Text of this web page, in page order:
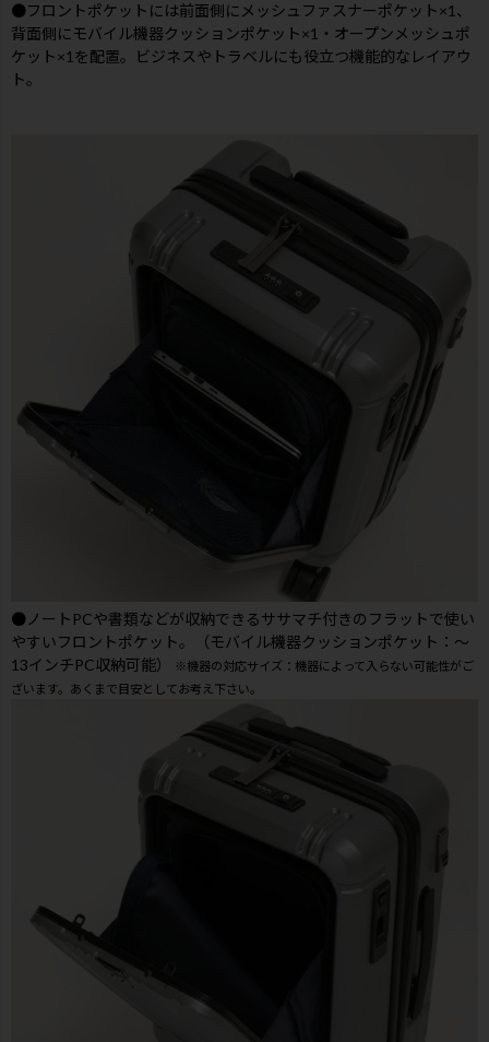
●フロントポケットには前面側にメッシュファスナーポケット×1、
背面側にモバイル機器クッションポケット×1・オープンメッシュポ
ケット×1を配置。ビジネスやトラベルにも役立つ機能的なレイアウ
ト。
●ノートPCや書類などが収納できるササマチ付きのフラットで使い
やすいフロントポケット。（モバイル機器クッションポケット：～
13インチPC収納可能）
※機器の対応サイズ：機器によって入らない可能性がご
ざいます。あくまで目安としてお考え下さい。